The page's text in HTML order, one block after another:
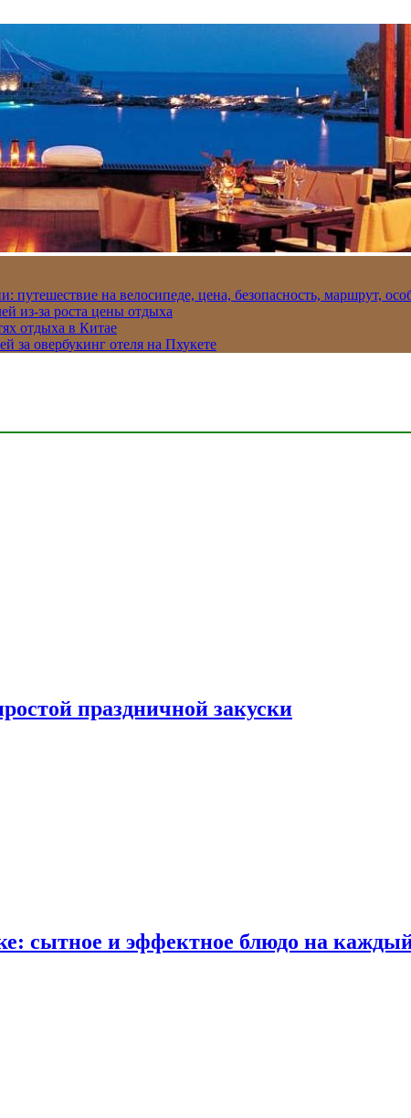
путешествие на велосипеде, цена, безопасность, маршрут,
из-за роста цены отдыха
отдыха в Китае
за овербукинг отеля на Пхукете
праздничной закуски
сытное и эффектное блюдо на